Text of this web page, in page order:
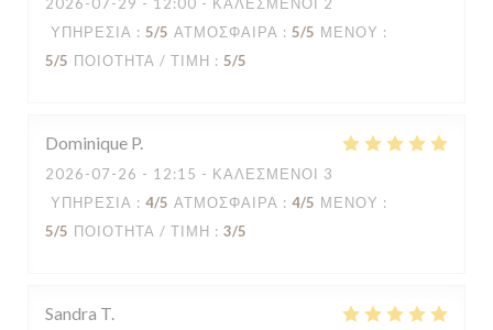
ΥΠΗΡΕΣΊΑ : 5/5 ΑΤΜΌΣΦΑΙΡΑ : 5/5 ΜΕΝΟΎ :
5/5 ΠΟΙΌΤΗΤΑ / ΤΙΜΉ : 5/5
Dominique P
2026-07-26 - 12:15 - ΚΑΛΕΣΜΈΝΟΙ 3
ΥΠΗΡΕΣΊΑ : 4/5 ΑΤΜΌΣΦΑΙΡΑ : 4/5 ΜΕΝΟΎ :
5/5 ΠΟΙΌΤΗΤΑ / ΤΙΜΉ : 3/5
Sandra T